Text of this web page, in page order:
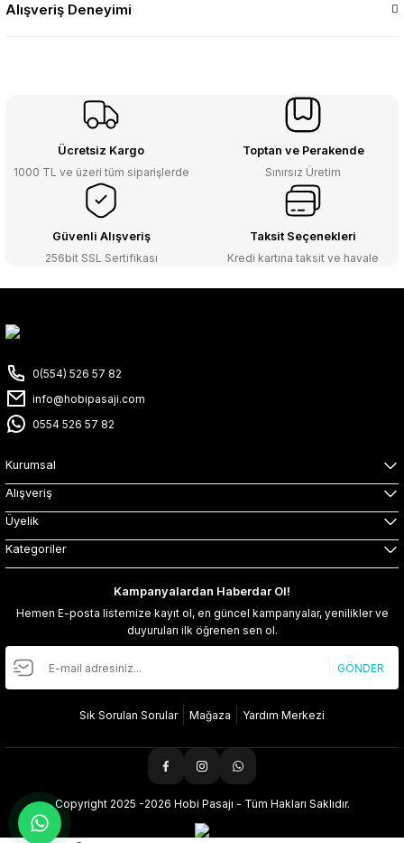
Alışveriş Deneyimi
Ücretsiz Kargo
1000 TL ve üzeri tüm siparişlerde
Toptan ve Perakende
Sınırsız Üretim
Güvenli Alışveriş
256bit SSL Sertifikası
Taksit Seçenekleri
Kredi kartına taksit ve havale
0(554) 526 57 82
info@hobipasaji.com
0554 526 57 82
Kurumsal
Alışveriş
Üyelik
Kategoriler
Kampanyalardan Haberdar Ol!
Hemen E-posta listemize kayıt ol, en güncel kampanyalar, yenilikler ve
duyuruları ilk öğrenen sen ol.
GÖNDER
Sık Sorulan Sorular Mağaza Yardım Merkezi
Copyright 2025 -2026 Hobi Pasajı - Tüm Hakları Saklıdır.